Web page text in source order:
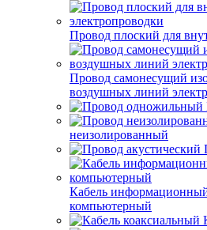
Провод плоский для
Провод самонесущий
воздушных линий
неизолированный
Кабель
компьютерный